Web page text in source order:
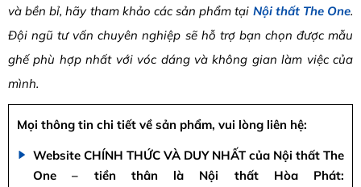
và bền bỉ, hãy tham khảo các sản phẩm tại Nội thất The One.
Đội ngũ tư vấn chuyên nghiệp sẽ hỗ trợ bạn chọn được mẫu
ghế phù hợp nhất với vóc dáng và không gian làm việc của
mình.
Mọi thông tin chi tiết về sản phẩm, vui lòng liên hệ:
Website CHÍNH THỨC VÀ DUY NHẤT của Nội thất The
One – tiền thân là Nội thất Hòa Phát: